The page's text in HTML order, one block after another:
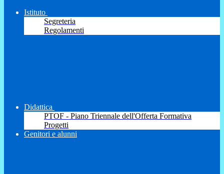
Istituto
Segreteria
Regolamenti
Didattica
PTOF - Piano Triennale dell'Offerta Formativa
Progetti
Genitori e alunni